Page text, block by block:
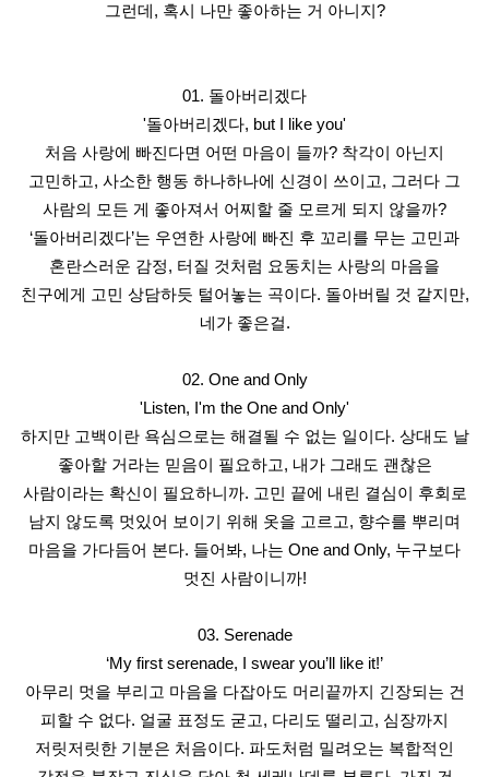
그런데, 혹시 나만 좋아하는 거 아니지?
01. 돌아버리겠다
'돌아버리겠다, but I like you'
처음 사랑에 빠진다면 어떤 마음이 들까? 착각이 아닌지
고민하고, 사소한 행동 하나하나에 신경이 쓰이고, 그러다 그
사람의 모든 게 좋아져서 어찌할 줄 모르게 되지 않을까?
‘돌아버리겠다’는 우연한 사랑에 빠진 후 꼬리를 무는 고민과
혼란스러운 감정, 터질 것처럼 요동치는 사랑의 마음을
친구에게 고민 상담하듯 털어놓는 곡이다. 돌아버릴 것 같지만,
네가 좋은걸.
02. One and Only
'Listen, I'm the One and Only'
하지만 고백이란 욕심으로는 해결될 수 없는 일이다. 상대도 날
좋아할 거라는 믿음이 필요하고, 내가 그래도 괜찮은
사람이라는 확신이 필요하니까. 고민 끝에 내린 결심이 후회로
남지 않도록 멋있어 보이기 위해 옷을 고르고, 향수를 뿌리며
마음을 가다듬어 본다. 들어봐, 나는 One and Only, 누구보다
멋진 사람이니까!
03. Serenade
‘My first serenade, I swear you’ll like it!’
아무리 멋을 부리고 마음을 다잡아도 머리끝까지 긴장되는 건
피할 수 없다. 얼굴 표정도 굳고, 다리도 떨리고, 심장까지
저릿저릿한 기분은 처음이다. 파도처럼 밀려오는 복합적인